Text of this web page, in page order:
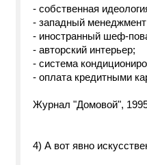
- собственная
- западный
- иностранный шеф-
- авторский интерьер;
- система
- оплата кредитными
Журнал "Домовой",
4) А вот явно